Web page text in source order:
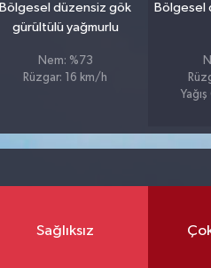
Bölgesel düzensiz gök
gürültülü yağmurlu
Nem: %73
Rüzgar: 16 km/h
Bölgesel
Yağış
Sağlıksız